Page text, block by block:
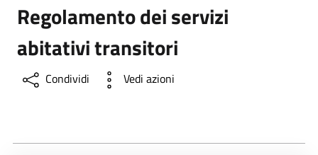
Regolamento dei servizi
abitativi transitori
Condividi Vedi azioni